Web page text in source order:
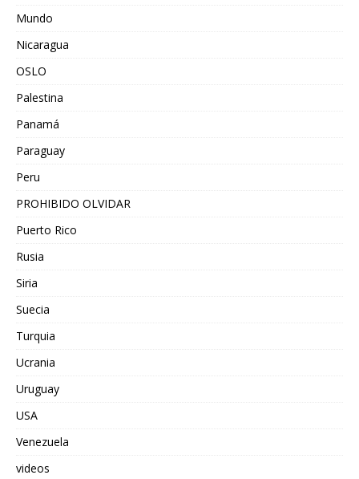
Mundo
Nicaragua
OSLO
Palestina
Panamá
Paraguay
Peru
PROHIBIDO OLVIDAR
Puerto Rico
Rusia
Siria
Suecia
Turquia
Ucrania
Uruguay
USA
Venezuela
videos